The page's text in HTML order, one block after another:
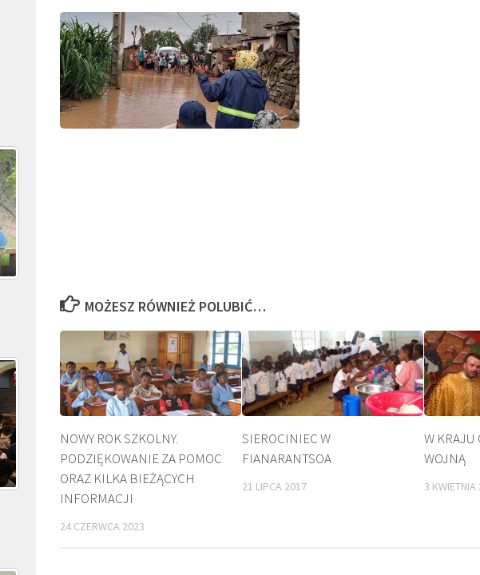
MOŻESZ RÓWNIEŻ POLUBIĆ…
NOWY ROK SZKOLNY.
PODZIĘKOWANIE ZA POMOC
ORAZ KILKA BIEŻĄCYCH
INFORMACJI
24 CZERWCA 2023
SIEROCINIEC W
FIANARANTSOA
21 LIPCA 2017
W KRAJU
WOJNĄ
3 KWIETNIA
BEATYFIKACJA